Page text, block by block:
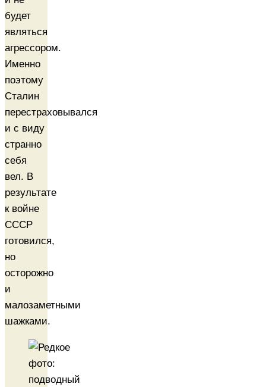
будет
являться
агрессором.
Именно
поэтому
Сталин
перестраховывался
и с виду
странно
себя
вел. В
результате
к войне
СССР
готовился,
но
осторожно
и
малозаметными
шажками.